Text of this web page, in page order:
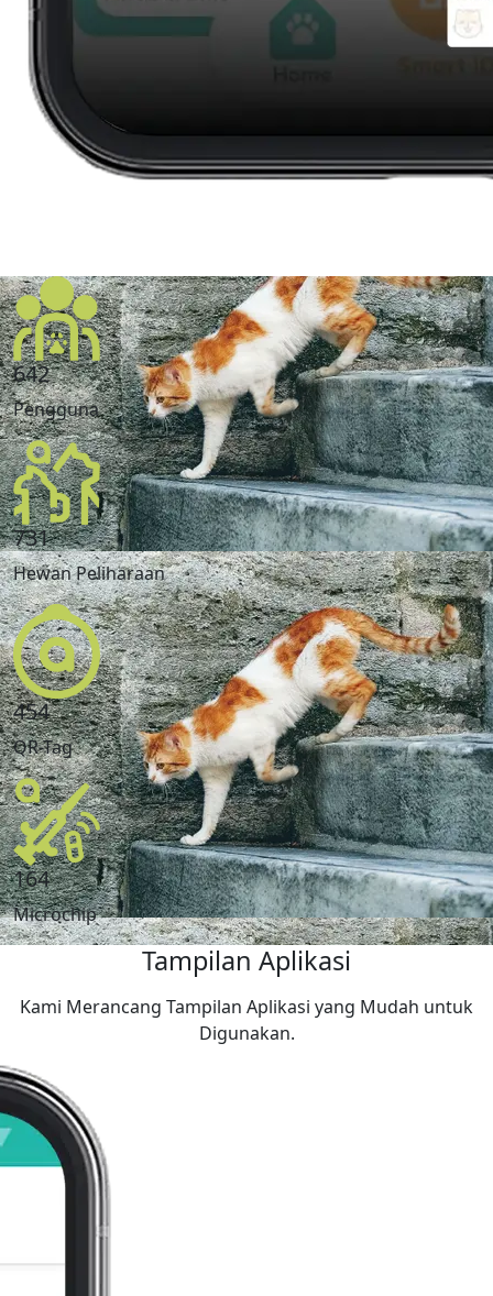
642
Pengguna
731
Hewan Peliharaan
454
QR-Tag
164
Microchip
Tampilan Aplikasi
Kami Merancang Tampilan Aplikasi yang Mudah untuk
Digunakan.